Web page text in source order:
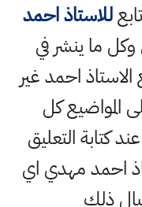
للاستاذ احمد
ما ينشر في
احمد غير
المواضيع كل
التعليق
احمد مهدي اي
ذلك